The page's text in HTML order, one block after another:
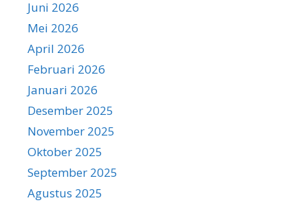
Juni 2026
Mei 2026
April 2026
Februari 2026
Januari 2026
Desember 2025
November 2025
Oktober 2025
September 2025
Agustus 2025